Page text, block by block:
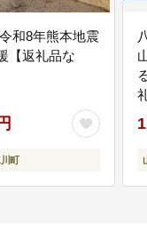
和8年熊本地震
【返礼品な
町